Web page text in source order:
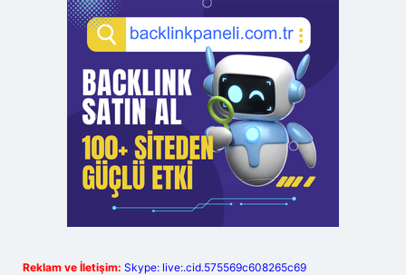
Reklam ve İletişim: Skype: live:.cid.575569c608265c69